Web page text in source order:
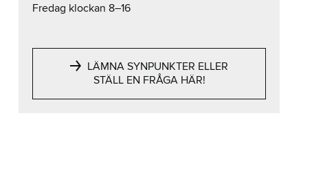
Fredag klockan 8–16
LÄMNA SYNPUNKTER ELLER
STÄLL EN FRÅGA HÄR!